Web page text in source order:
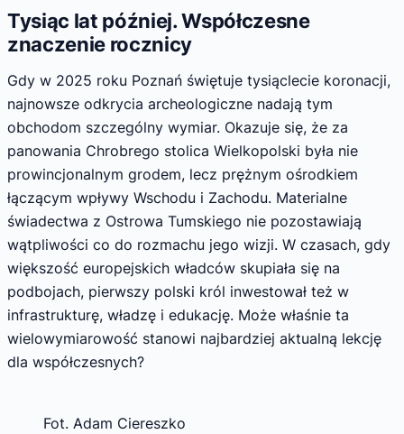
Tysiąc lat później. Współczesne
znaczenie rocznicy
Gdy w 2025 roku Poznań świętuje tysiąclecie koronacji,
najnowsze odkrycia archeologiczne nadają tym
obchodom szczególny wymiar. Okazuje się, że za
panowania Chrobrego stolica Wielkopolski była nie
prowincjonalnym grodem, lecz prężnym ośrodkiem
łączącym wpływy Wschodu i Zachodu. Materialne
świadectwa z Ostrowa Tumskiego nie pozostawiają
wątpliwości co do rozmachu jego wizji. W czasach, gdy
większość europejskich władców skupiała się na
podbojach, pierwszy polski król inwestował też w
infrastrukturę, władzę i edukację. Może właśnie ta
wielowymiarowość stanowi najbardziej aktualną lekcję
dla współczesnych?
Fot. Adam Ciereszko